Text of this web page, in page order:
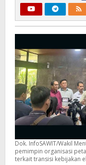
Dok. InfoSAWIT/Wakil
pemimpin organisasi
terkait transisi kebijakan